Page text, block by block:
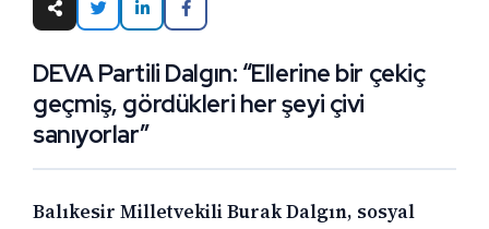
DEVA Partili Dalgın: “Ellerine bir çekiç
geçmiş, gördükleri her şeyi çivi
sanıyorlar”
Balıkesir Milletvekili Burak Dalgın, sosyal